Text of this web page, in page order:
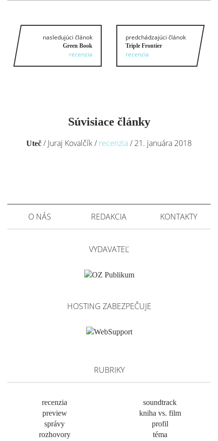
nasledujúci článok
Green Book
recenzia
predchádzajúci článok
Triple Frontier
recenzia
Súvisiace články
Uteč / Juraj Kovalčík/ recenzia / 21. januára 2018
O NÁS REDAKCIA KONTAKTY
VYDAVATEĽ
HOSTING ZABEZPEČUJE
RUBRIKY
recenzia
preview
správy
rozhovory
soundtrack
kniha vs. film
profil
téma